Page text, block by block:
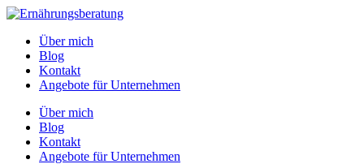
Über mich
Blog
Kontakt
Angebote für Unternehmen
Über mich
Blog
Kontakt
Angebote für Unternehmen